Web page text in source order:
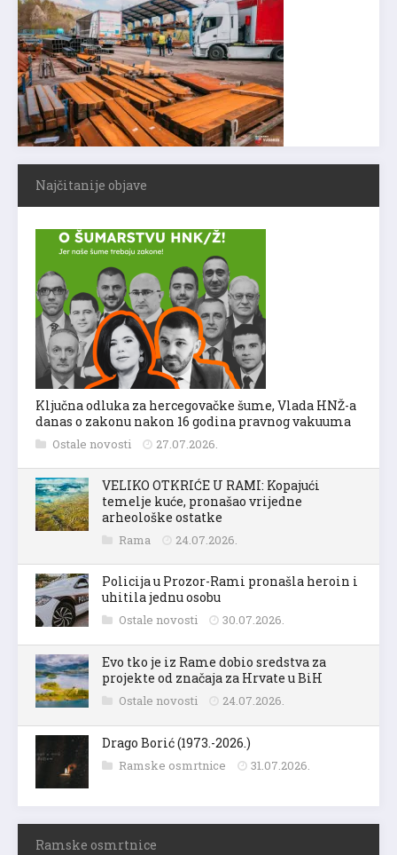
Najčitanije objave
Ključna odluka za hercegovačke šume, Vlada HNŽ-a
danas o zakonu nakon 16 godina pravnog vakuuma
Ostale novosti 27.07.2026.
VELIKO OTKRIĆE U RAMI: Kopajući
temelje kuće, pronašao vrijedne
arheološke ostatke
Rama 24.07.2026.
Policija u Prozor-Rami pronašla heroin i
uhitila jednu osobu
Ostale novosti 30.07.2026.
Evo tko je iz Rame dobio sredstva za
projekte od značaja za Hrvate u BiH
Ostale novosti 24.07.2026.
Drago Borić (1973.-2026.)
Ramske osmrtnice 31.07.2026.
Ramske osmrtnice